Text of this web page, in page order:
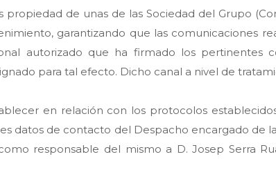
de unas de las Sociedad del Grupo
garantizando que las comunicaciones
autorizado que ha firmado los pertinentes
para tal efecto. Dicho canal a nivel de
en relación con los protocolos
datos de contacto del Despacho encargado de
responsable del mismo a D. Josep Serra